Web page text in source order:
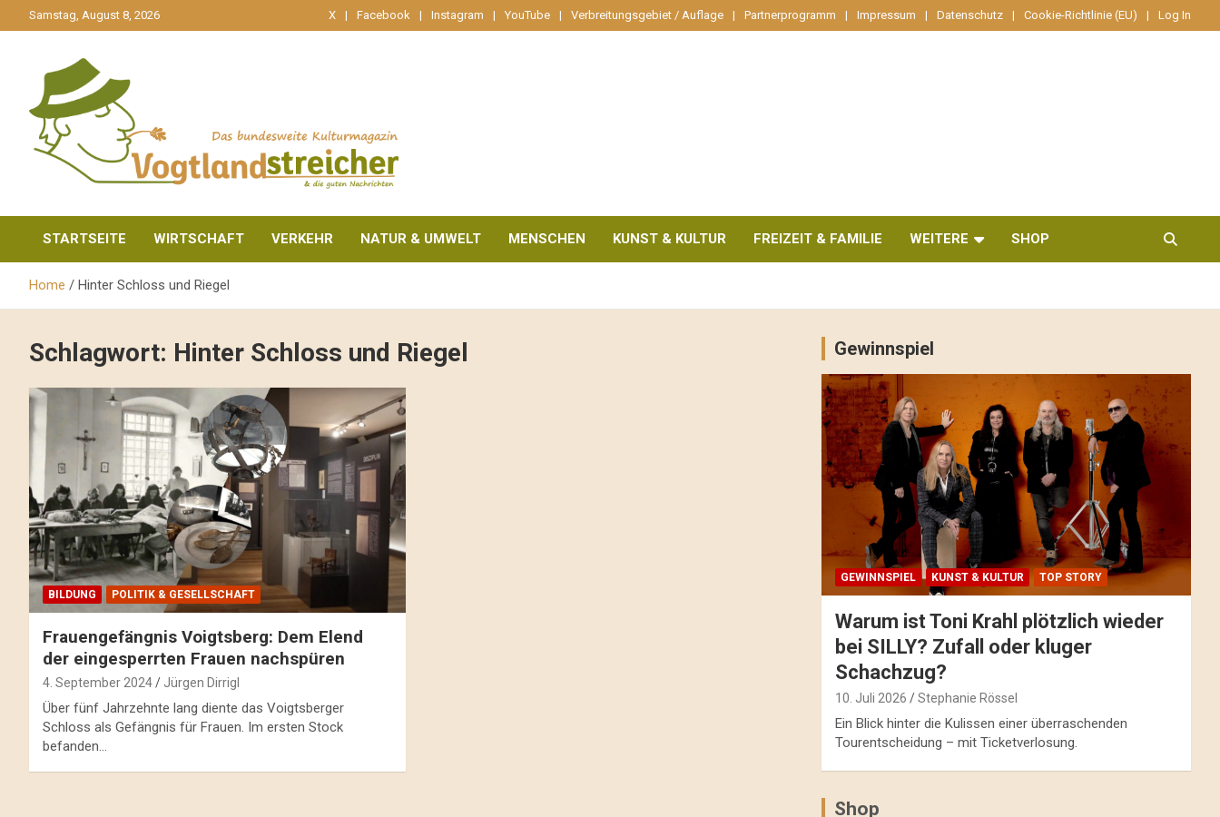
zum
Samstag, August 8, 2026 X Facebook Instagram YouTube Verbreitungsgebiet / Auflage Partnerprogramm Impressum Datenschutz Cookie-Richtlinie (EU) Log In
Vogtlandstreicher
STARTSEITE WIRTSCHAFT VERKEHR NATUR & UMWELT MENSCHEN KUNST & KULTUR FREIZEIT & FAMILIE WEITERE SHOP
Home Hinter Schloss und Riegel
Schlagwort: Hinter Schloss und Riegel
BILDUNG POLITIK & GESELLSCHAFT
Frauengefängnis Voigtsberg: Dem Elend
der eingesperrten Frauen nachspüren
4. September 2024 Jürgen Dirrigl
Über fünf Jahrzehnte lang diente das Voigtsberger
Schloss als Gefängnis für Frauen. Im ersten Stock
befanden…
Gewinnspiel
GEWINNSPIEL KUNST & KULTUR TOP STORY
Warum ist Toni Krahl plötzlich wieder
bei SILLY? Zufall oder kluger
Schachzug?
10. Juli 2026 Stephanie Rössel
Ein Blick hinter die Kulissen einer überraschenden
Tourentscheidung – mit Ticketverlosung.
Shop